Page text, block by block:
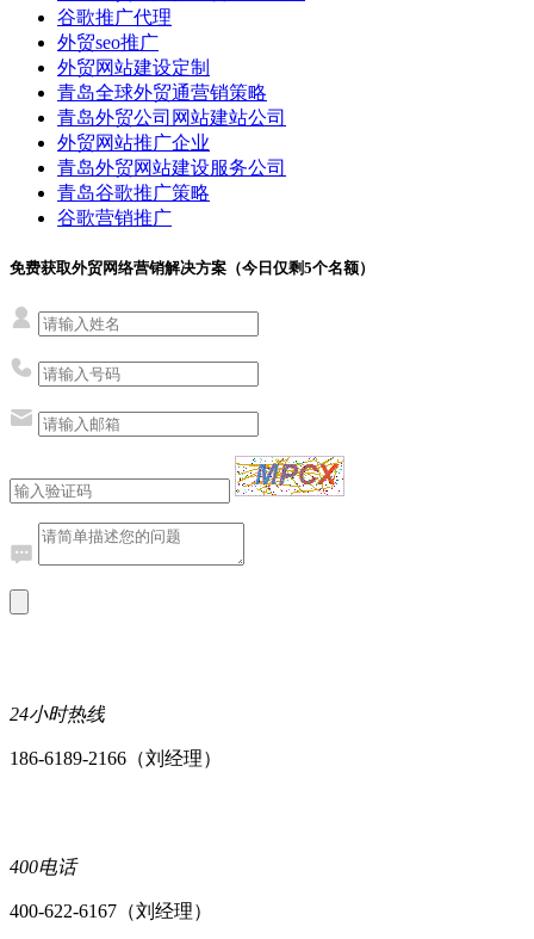
谷歌推广代理
外贸seo推广
外贸网站建设定制
青岛全球外贸通营销策略
青岛外贸公司网站建站公司
外贸网站推广企业
青岛外贸网站建设服务公司
青岛谷歌推广策略
谷歌营销推广
免费获取外贸网络营销解决方案（今日仅剩5个名额）
24小时热线
186-6189-2166（刘经理）
400电话
400-622-6167（刘经理）